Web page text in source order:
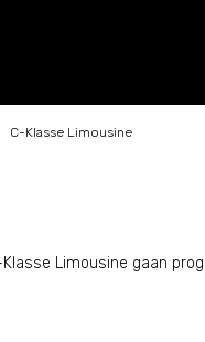
C-Klasse Limousine
Limousine gaan